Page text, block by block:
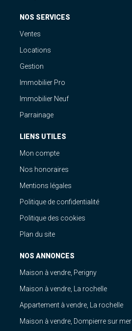
NOS SERVICES
Ventes
Locations
Gestion
Immobilier Pro
Immobilier Neuf
Parrainage
LIENS UTILES
Mon compte
Nos honoraires
Mentions légales
Politique de confidentialité
Politique des cookies
Plan du site
NOS ANNONCES
Maison à vendre, Perigny
Maison à vendre, La rochelle
Appartement à vendre, La rochelle
Maison à vendre, Dompierre sur mer